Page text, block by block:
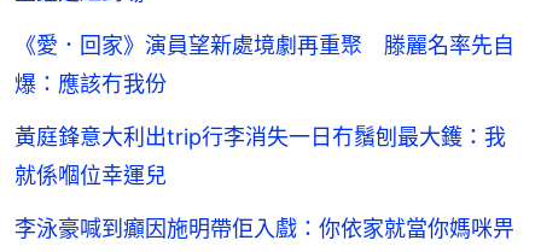
《愛．回家》演員望新處境劇再重聚 滕麗名率先自
爆：應該冇我份
黃庭鋒意大利出trip行李消失一日冇鬚刨最大鑊：我
就係嗰位幸運兒
李泳豪喊到癲因施明帶佢入戲：你依家就當你媽咪畀